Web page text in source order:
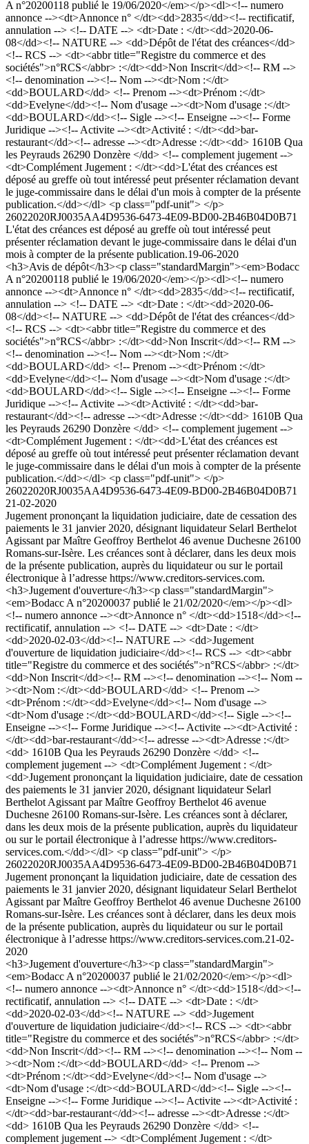
A n°20200118 publié le 19/06/2020</em></p><dl><!-- numero
annonce --><dt>Annonce n° </dt><dd>2835</dd><!-- rectificatif,
annulation --> <!-- DATE --> <dt>Date : </dt><dd>2020-06-
08</dd><!-- NATURE --> <dd>Dépôt de l'état des créances</dd>
<!-- RCS --> <dt><abbr title="Registre du commerce et des
sociétés">n°RCS</abbr> :</dt><dd>Non Inscrit</dd><!-- RM -->
<!-- denomination --><!-- Nom --><dt>Nom :</dt>
<dd>BOULARD</dd> <!-- Prenom --><dt>Prénom :</dt>
<dd>Evelyne</dd><!-- Nom d'usage --><dt>Nom d'usage :</dt>
<dd>BOULARD</dd><!-- Sigle --><!-- Enseigne --><!-- Forme
Juridique --><!-- Activite --><dt>Activité : </dt><dd>bar-
restaurant</dd><!-- adresse --><dt>Adresse :</dt><dd> 1610B Qua
les Peyrauds 26290 Donzère </dd> <!-- complement jugement -->
<dt>Complément Jugement : </dt><dd>L'état des créances est
déposé au greffe où tout intéressé peut présenter réclamation devant
le juge-commissaire dans le délai d'un mois à compter de la présente
publication.</dd></dl> <p class="pdf-unit"> </p>
26022020RJ0035AA4D9536-6473-4E09-BD00-2B46B04D0B71
L'état des créances est déposé au greffe où tout intéressé peut
présenter réclamation devant le juge-commissaire dans le délai d'un
mois à compter de la présente publication.19-06-2020
<h3>Avis de dépôt</h3><p class="standardMargin"><em>Bodacc
A n°20200118 publié le 19/06/2020</em></p><dl><!-- numero
annonce --><dt>Annonce n° </dt><dd>2835</dd><!-- rectificatif,
annulation --> <!-- DATE --> <dt>Date : </dt><dd>2020-06-
08</dd><!-- NATURE --> <dd>Dépôt de l'état des créances</dd>
<!-- RCS --> <dt><abbr title="Registre du commerce et des
sociétés">n°RCS</abbr> :</dt><dd>Non Inscrit</dd><!-- RM -->
<!-- denomination --><!-- Nom --><dt>Nom :</dt>
<dd>BOULARD</dd> <!-- Prenom --><dt>Prénom :</dt>
<dd>Evelyne</dd><!-- Nom d'usage --><dt>Nom d'usage :</dt>
<dd>BOULARD</dd><!-- Sigle --><!-- Enseigne --><!-- Forme
Juridique --><!-- Activite --><dt>Activité : </dt><dd>bar-
restaurant</dd><!-- adresse --><dt>Adresse :</dt><dd> 1610B Qua
les Peyrauds 26290 Donzère </dd> <!-- complement jugement -->
<dt>Complément Jugement : </dt><dd>L'état des créances est
déposé au greffe où tout intéressé peut présenter réclamation devant
le juge-commissaire dans le délai d'un mois à compter de la présente
publication.</dd></dl> <p class="pdf-unit"> </p>
26022020RJ0035AA4D9536-6473-4E09-BD00-2B46B04D0B71
21-02-2020
Jugement prononçant la liquidation judiciaire, date de cessation des
paiements le 31 janvier 2020, désignant liquidateur Selarl Berthelot
Agissant par Maître Geoffroy Berthelot 46 avenue Duchesne 26100
Romans-sur-Isère. Les créances sont à déclarer, dans les deux mois
de la présente publication, auprès du liquidateur ou sur le portail
électronique à l’adresse https://www.creditors-services.com.
<h3>Jugement d'ouverture</h3><p class="standardMargin">
<em>Bodacc A n°20200037 publié le 21/02/2020</em></p><dl>
<!-- numero annonce --><dt>Annonce n° </dt><dd>1518</dd><!--
rectificatif, annulation --> <!-- DATE --> <dt>Date : </dt>
<dd>2020-02-03</dd><!-- NATURE --> <dd>Jugement
d'ouverture de liquidation judiciaire</dd><!-- RCS --> <dt><abbr
title="Registre du commerce et des sociétés">n°RCS</abbr> :</dt>
<dd>Non Inscrit</dd><!-- RM --><!-- denomination --><!-- Nom --
><dt>Nom :</dt><dd>BOULARD</dd> <!-- Prenom -->
<dt>Prénom :</dt><dd>Evelyne</dd><!-- Nom d'usage -->
<dt>Nom d'usage :</dt><dd>BOULARD</dd><!-- Sigle --><!--
Enseigne --><!-- Forme Juridique --><!-- Activite --><dt>Activité :
</dt><dd>bar-restaurant</dd><!-- adresse --><dt>Adresse :</dt>
<dd> 1610B Qua les Peyrauds 26290 Donzère </dd> <!--
complement jugement --> <dt>Complément Jugement : </dt>
<dd>Jugement prononçant la liquidation judiciaire, date de cessation
des paiements le 31 janvier 2020, désignant liquidateur Selarl
Berthelot Agissant par Maître Geoffroy Berthelot 46 avenue
Duchesne 26100 Romans-sur-Isère. Les créances sont à déclarer,
dans les deux mois de la présente publication, auprès du liquidateur
ou sur le portail électronique à l’adresse https://www.creditors-
services.com.</dd></dl> <p class="pdf-unit"> </p>
26022020RJ0035AA4D9536-6473-4E09-BD00-2B46B04D0B71
Jugement prononçant la liquidation judiciaire, date de cessation des
paiements le 31 janvier 2020, désignant liquidateur Selarl Berthelot
Agissant par Maître Geoffroy Berthelot 46 avenue Duchesne 26100
Romans-sur-Isère. Les créances sont à déclarer, dans les deux mois
de la présente publication, auprès du liquidateur ou sur le portail
électronique à l’adresse https://www.creditors-services.com.21-02-
2020
<h3>Jugement d'ouverture</h3><p class="standardMargin">
<em>Bodacc A n°20200037 publié le 21/02/2020</em></p><dl>
<!-- numero annonce --><dt>Annonce n° </dt><dd>1518</dd><!--
rectificatif, annulation --> <!-- DATE --> <dt>Date : </dt>
<dd>2020-02-03</dd><!-- NATURE --> <dd>Jugement
d'ouverture de liquidation judiciaire</dd><!-- RCS --> <dt><abbr
title="Registre du commerce et des sociétés">n°RCS</abbr> :</dt>
<dd>Non Inscrit</dd><!-- RM --><!-- denomination --><!-- Nom --
><dt>Nom :</dt><dd>BOULARD</dd> <!-- Prenom -->
<dt>Prénom :</dt><dd>Evelyne</dd><!-- Nom d'usage -->
<dt>Nom d'usage :</dt><dd>BOULARD</dd><!-- Sigle --><!--
Enseigne --><!-- Forme Juridique --><!-- Activite --><dt>Activité :
</dt><dd>bar-restaurant</dd><!-- adresse --><dt>Adresse :</dt>
<dd> 1610B Qua les Peyrauds 26290 Donzère </dd> <!--
complement jugement --> <dt>Complément Jugement : </dt>